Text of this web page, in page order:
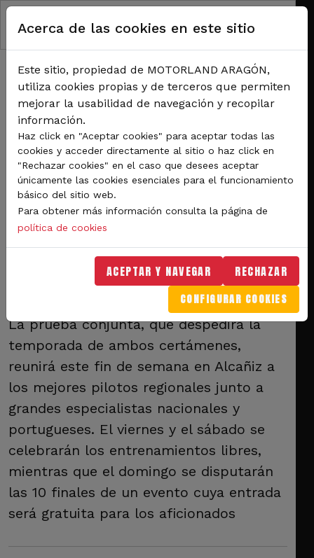
Pasar al contenido principal
RUTA DE NAVEGACIÓN
MotorLand citará a 131 pilotos en la última prueba del aragonés de karting y las
Series Rotax
MotorLand citará a 131
pilotos en la última
prueba del aragonés de
karting y las Series Rotax
La prueba conjunta, que despedirá la
temporada de ambos certámenes,
reunirá este fin de semana en Alcañiz a
los mejores pilotos regionales junto a
grandes especialistas nacionales y
portugueses. El viernes y el sábado se
celebrarán los entrenamientos libres,
mientras que el domingo se disputarán
las 10 finales de un evento cuya entrada
será gratuita para los aficionados
Acerca de las cookies en este sitio
Este sitio, propiedad de MOTORLAND ARAGÓN,
utiliza cookies propias y de terceros que permiten
mejorar la usabilidad de navegación y recopilar
información.
Haz click en "Aceptar cookies" para aceptar todas las
cookies y acceder directamente al sitio o haz click en
"Rechazar cookies" en el caso que desees aceptar
únicamente las cookies esenciales para el funcionamiento
básico del sitio web.
Para obtener más información consulta la página de
política de cookies
ACEPTAR Y NAVEGAR RECHAZAR
CONFIGURAR COOKIES